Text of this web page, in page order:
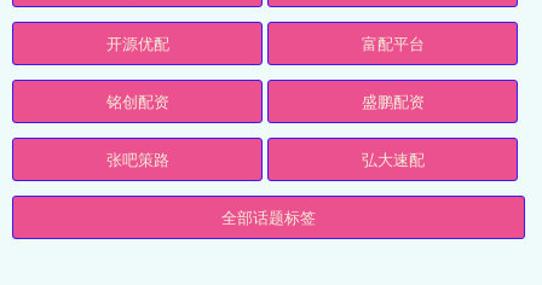
开源优配 富配平台
铭创配资 盛鹏配资
张吧策路 弘大速配
全部话题标签